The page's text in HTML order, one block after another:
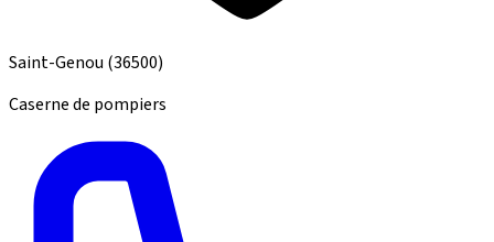
Saint-Genou (36500)
Caserne de pompiers